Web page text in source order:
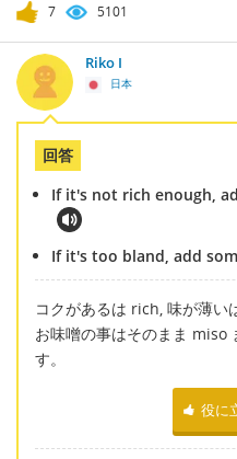
7 5101
Riko I
日本
回答
If it's not rich enough,
If it's too bland, add
コクがあるは rich, 味が薄い
お味噌の事はそのまま miso
す。
役に